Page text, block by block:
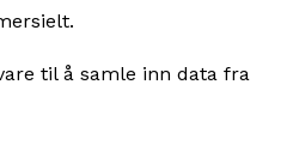
til å samle inn data fra